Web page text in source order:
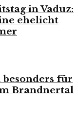
in Vaduz:
ehelicht
für
Brandnertal